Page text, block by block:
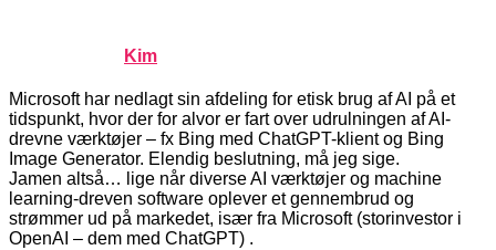
Kim
Microsoft har nedlagt sin afdeling for etisk brug af AI på et
tidspunkt, hvor der for alvor er fart over udrulningen af AI-
drevne værktøjer – fx Bing med ChatGPT-klient og Bing
Image Generator. Elendig beslutning, må jeg sige.
Jamen altså… lige når diverse AI værktøjer og machine
learning-dreven software oplever et gennembrud og
strømmer ud på markedet, især fra Microsoft (storinvestor i
OpenAI – dem med ChatGPT) .